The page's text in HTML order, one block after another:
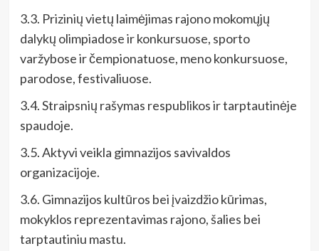
3.3. Prizinių vietų laimėjimas rajono mokomųjų
dalykų olimpiadose ir konkursuose, sporto
varžybose ir čempionatuose, meno konkursuose,
parodose, festivaliuose.
3.4. Straipsnių rašymas respublikos ir tarptautinėje
spaudoje.
3.5. Aktyvi veikla gimnazijos savivaldos
organizacijoje.
3.6. Gimnazijos kultūros bei įvaizdžio kūrimas,
mokyklos reprezentavimas rajono, šalies bei
tarptautiniu mastu.